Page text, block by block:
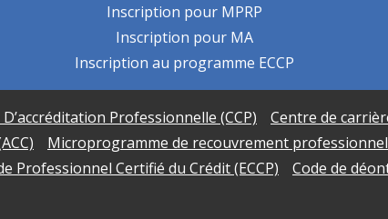
Inscription pour MPRP
Inscription pour MA
Inscription au programme ECCP
Professionnelle (CCP)
Centre de
Microprogramme de recouvrement professionnel
Professionnel Certifié du Crédit (ECCP)
Code de